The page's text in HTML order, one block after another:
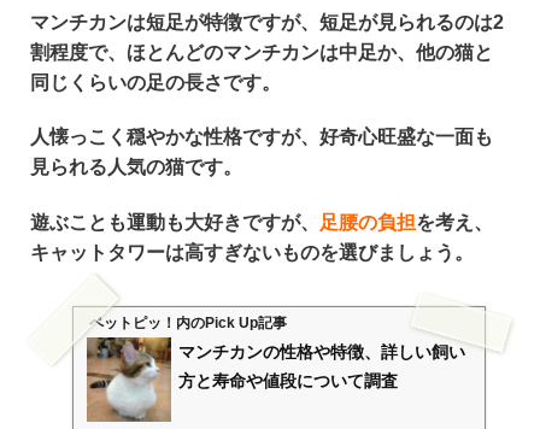
マンチカンは短足が特徴ですが、 短足が見られるのは2
割程度で、ほとんどのマンチカンは中足か、他の猫と
同じくらいの足の長さです。
人懐っこく穏やかな性格ですが、 好奇心旺盛な一面も
見られる人気の猫です。
遊ぶことも運動も大好きですが、 足腰の負担を考え、
キャットタワーは高すぎないものを選びましょう。
ペットピッ！ 内のPick Up記事
マンチカンの性格や特徴、詳しい飼い
方と寿命や値段について調査